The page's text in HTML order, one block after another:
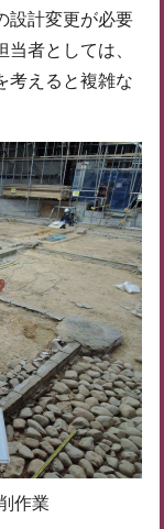
設計変更が必要
者としては、
考えると複雑な
作業